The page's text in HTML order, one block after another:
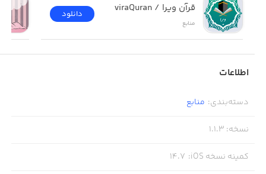
قرآن ویرا / viraQuran
منابع
دانلود
اطلاعات
دسته‌بندی: منابع
نسخه:
1.1.3
کمینه نسخه iOS :
14.7